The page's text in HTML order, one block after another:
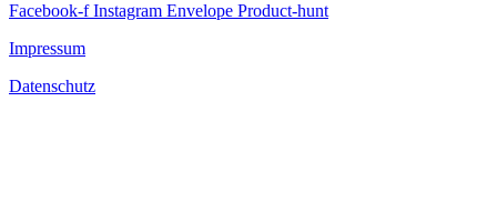
Facebook-f Instagram Envelope Product-hunt
Impressum
Datenschutz